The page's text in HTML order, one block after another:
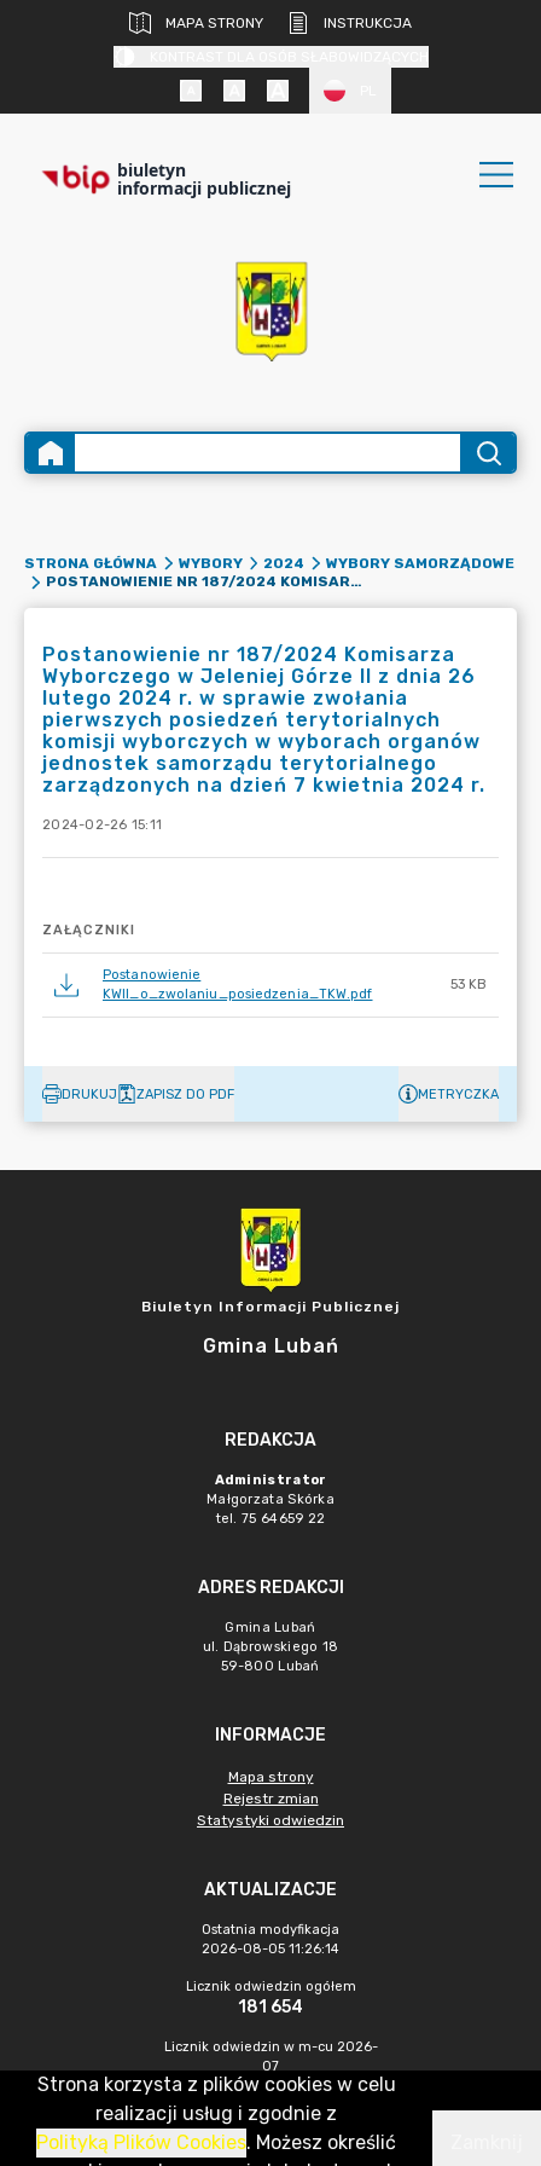
MAPA STRONY
INSTRUKCJA
biuletyn
informacji publicznej
STRONA GŁÓWNA WYBORY 2024
WYBORY SAMORZĄDOWE
POSTANOWIENIE NR 187/2024 KOMISARZA WYBORCZEGO W JELENIEJ GÓRZE II Z DNIA 26 LUTEGO 2024 R. W SPRAWIE ZWOŁANIA PIERWSZYCH POSIEDZEŃ TERYTORIALNYCH KOMISJI WYBORCZYCH W WYBORACH ORGANÓW JEDNOSTEK SAMORZĄDU TERYTORIALNEGO ZARZĄDZONYCH NA DZIEŃ 7 KWIETNIA 2024 R.
Postanowienie nr 187/2024 Komisarza
Wyborczego w Jeleniej Górze II z dnia 26
lutego 2024 r. w sprawie zwołania
pierwszych posiedzeń terytorialnych
komisji wyborczych w wyborach organów
jednostek samorządu terytorialnego
zarządzonych na dzień 7 kwietnia 2024 r.
2024-02-26 15:11
ZAŁĄCZNIKI
Postanowienie
KWII_o_zwolaniu_posiedzenia_TKW.pdf
53 KB
DRUKUJ ZAPISZ DO PDF METRYCZKA
Biuletyn Informacji Publicznej
Gmina Lubań
REDAKCJA
Administrator
Małgorzata Skórka
tel. 75 64659 22
ADRES REDAKCJI
Gmina Lubań
ul. Dąbrowskiego 18
59-800 Lubań
INFORMACJE
Mapa strony
Rejestr zmian
Statystyki odwiedzin
AKTUALIZACJE
Ostatnia modyfikacja
2026-08-05 11:26:14
Licznik odwiedzin ogółem
181 654
Licznik odwiedzin w m-cu 2026-
07
245
CMS & Hosting: Nefeni Sp. z o.o.
Strona korzysta z plików cookies w celu
realizacji usług i zgodnie z
Polityką Plików Cookies. Możesz określić